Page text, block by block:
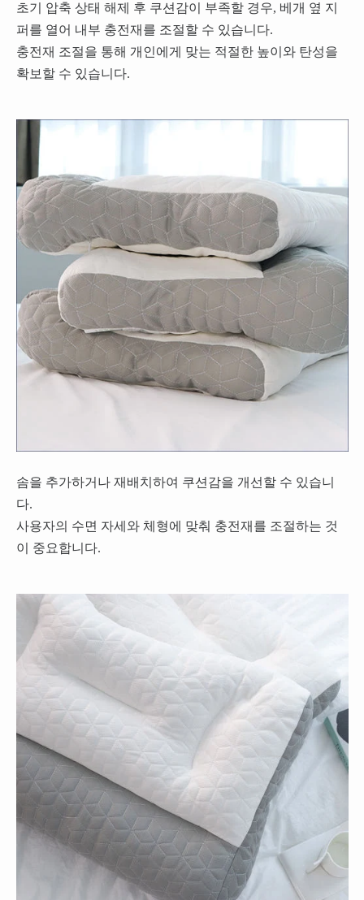
초기 압축 상태 해제 후 쿠션감이 부족할 경우, 베개 옆 지
퍼를 열어 내부 충전재를 조절할 수 있습니다.
충전재 조절을 통해 개인에게 맞는 적절한 높이와 탄성을
확보할 수 있습니다.
솜을 추가하거나 재배치하여 쿠션감을 개선할 수 있습니
다.
사용자의 수면 자세와 체형에 맞춰 충전재를 조절하는 것
이 중요합니다.